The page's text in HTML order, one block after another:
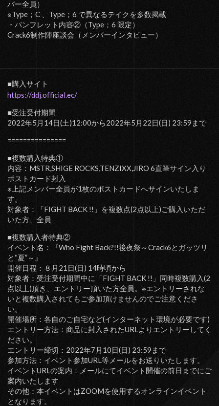
バー全員）
※Type；C 、Type；6 で異なるテイクを多数掲載
・パンフレット内容②（Type；6 限定）
Crack6制作陣座談会（メンバーインタビュー）
■購入サイト
https://ddj.official.ec/
■受注受付期間
2022年5月14日(土)12:00から2022年5月22日(日) 23:59まで
===============
■複数購入特典①
内容：MSTR,SHIGE ROCKS,TENZIXX,JIRO 6直筆サイン入り
ポストカード封入
※上記メンバー全員が1枚のポストカードへサインいたしま
す。
対象者：「FIGHT BACK !!」を複数点(2点以上)ご購入いただ
いた方、全員
■複数購入者特典②
イベント名：『Who Fight Back?!!後夜祭～Crack6とガッツリ
と“夏”～』
開催日程：８月21日(日) 14時頃から
対象者：受注受付期間中に「FIGHT BACK !!」同時複数購入(2
点以上)頂き、エントリー頂いた方全員。※エントリーされな
いと複数購入されてもご参加頂けませんのでご注意くださ
い。
開催場所：各自のご自宅など(インターネット環境が必要です)
エントリー方法：商品に封入されたURLよりエントリーしてく
ださい。
エントリー締切：2022年7月10日(日) 23:59まで
参加方法：イベント参加URL等メールをお送りいたします。
イベントURLの案内：メールにてイベント開催の前日までにご
案内いたします
その他：本イベントはZOOMを使用するオンラインイベント
となります。